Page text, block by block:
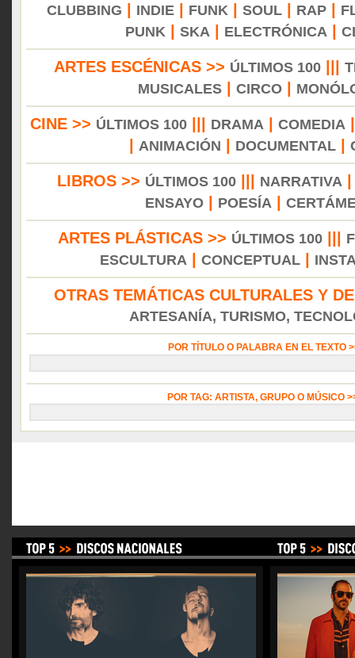
CLUBBING
INDIE| FUNK SOUL| RAP|
PUNK
SKA ELECTRÓNICA
ARTES ESCÉNICAS >> ÚLTIMOS 100
MUSICALES
CIRCO
CINE >> ÚLTIMOS 100||| DRAMA COMEDIA
ANIMACIÓN DOCUMENTAL|
LIBROS >> ÚLTIMOS 100 NARRATIVA
ENSAYO| POESÍA
ARTES PLÁSTICAS >> ÚLTIMOS 100|||
ESCULTURA
CONCEPTUAL
OTRAS TEMÁTICAS CULTURALES Y
ARTESANÍA, TURISMO,
POR TÍTULO O PALABRA EN EL TEXTO
POR TAG: ARTISTA, GRUPO O MÚSICO